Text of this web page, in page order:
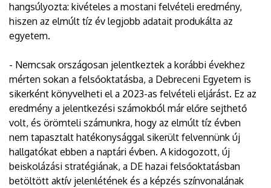
hangsúlyozta: kivételes a mostani felvételi eredmény,
hiszen az elmúlt tíz év legjobb adatait produkálta az
egyetem.
- Nemcsak országosan jelentkeztek a korábbi évekhez
mérten sokan a felsőoktatásba, a Debreceni Egyetem is
sikerként könyvelheti el a 2023-as felvételi eljárást. Ez az
eredmény a jelentkezési számokból már előre sejthető
volt, és örömteli számunkra, hogy az elmúlt tíz évben
nem tapasztalt hatékonysággal sikerült felvennünk új
hallgatókat ebben a naptári évben. A kidogozott, új
beiskolázási stratégiának, a DE hazai felsőoktatásban
betöltött aktív jelenlétének és a képzés színvonalának